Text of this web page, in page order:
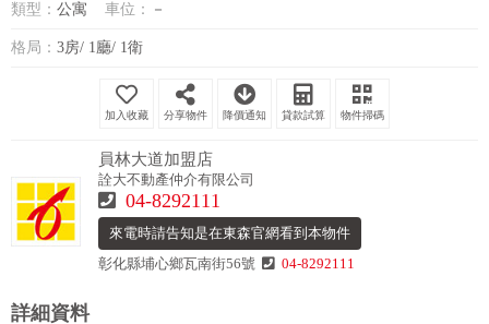
類型： 公寓 車位： －
格局： 3房/ 1廳/ 1衛
分享物件 降價通知 貸款試算 物件掃碼
員林大道加盟店
詮大不動產仲介有限公司
04-8292111
來電時請告知是在東森官網看到本物件
彰化縣埔心鄉瓦南街56號
04-8292111
詳細資料